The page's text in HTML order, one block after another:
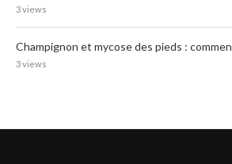
3 views
Champignon et mycose des pieds :
3 views